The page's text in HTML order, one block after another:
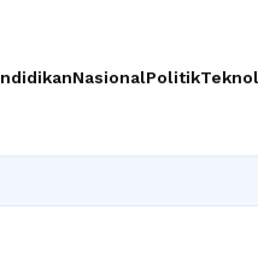
NasionalPolitik